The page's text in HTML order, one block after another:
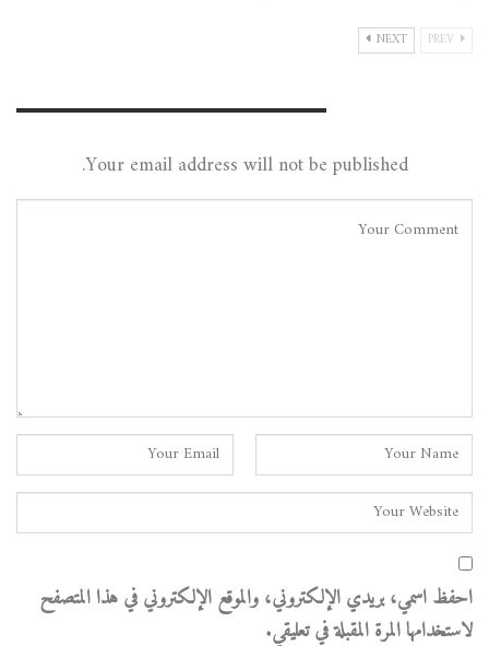
NEXT
Your email address will not be published.
احفظ اسمي، بريدي الإلكتروني، والموقع الإلكتروني في هذا المتصفح
لاستخدامها المرة المقبلة في تعليقي.